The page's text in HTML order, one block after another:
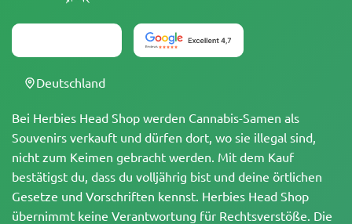
Bei Herbies Head Shop werden Cannabis-Samen als
Souvenirs verkauft und dürfen dort, wo sie illegal sind,
nicht zum Keimen gebracht werden. Mit dem Kauf
bestätigst du, dass du volljährig bist und deine örtlichen
Gesetze und Vorschriften kennst. Herbies Head Shop
übernimmt keine Verantwortung für Rechtsverstöße. Die
Deutschland